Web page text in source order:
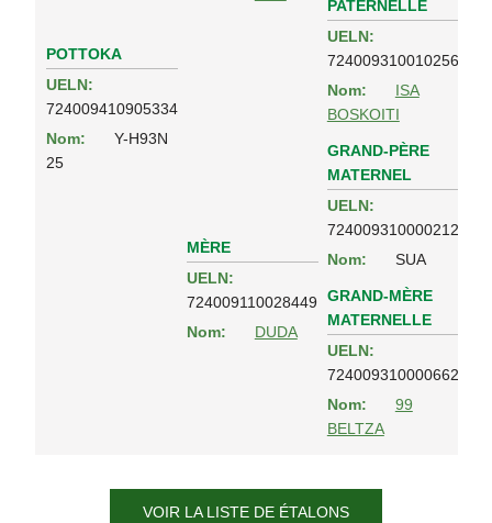
POTTOKA
UELN:
724009410905334
Nom:
Y-H93N
25
PATERNELLE
UELN:
724009310010256
Nom:
ISA
BOSKOITI
MÈRE
UELN:
724009110028449
Nom:
DUDA
GRAND-PÈRE
MATERNEL
UELN:
724009310000212
Nom:
SUA
GRAND-MÈRE
MATERNELLE
UELN:
724009310000662
Nom:
99
BELTZA
VOIR LA LISTE DE ÉTALONS